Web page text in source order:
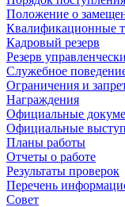
Положение о
Квалификационные
Кадровый резерв
Резерв
Служебное
Ограничения и
Награждения
Официальные
Официальные
Планы работы
Отчеты о работе
Результаты проверок
Перечень
Совет